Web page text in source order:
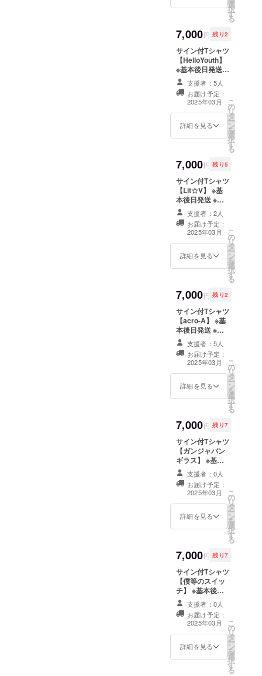
52 55 58 肩幅
46 50 54 袖丈
20 22 24 脇仕様
丸胴仕様
選
択
す
る
7,000円 残り2
サイン付Tシャツ
【HelloYouth】
※基本後日発送 ※
サイズM、L、
XLのみ ※宛名・
コメントの指定
はできません ※
各アーティスト
限定数 サイズ M
52 55 58 肩幅
46 50 54 袖丈
20 22 24 脇仕様
丸胴仕様
支援者：5人
お届け予定：
2025年03月
詳細を見る
こ
の
リ
タ
ー
ン
を
選
択
す
る
7,000円 残り5
サイン付Tシャツ
【Lit︎︎☆V】 ※基
本後日発送 ※サ
イズM、L、XL
のみ ※宛名・コ
メントの指定は
できません ※各
アーティスト限
定数 サイズ M L
XL サイズNo. 03
55 58 肩幅 46
50 54 袖丈 20
22 24 脇仕様 丸
胴仕様
支援者：2人
お届け予定：
2025年03月
詳細を見る
こ
の
リ
タ
ー
ン
を
選
択
す
る
7,000円 残り2
サイン付Tシャツ
【acro-A】 ※基
本後日発送 ※サ
イズM、L、XL
のみ ※宛名・コ
メントの指定は
できません ※各
アーティスト限
定数 サイズ M L
XL サイズNo. 03
55 58 肩幅 46
50 54 袖丈 20
22 24 脇仕様 丸
胴仕様
支援者：5人
お届け予定：
2025年03月
詳細を見る
こ
の
リ
タ
ー
ン
を
選
択
す
る
7,000円 残り7
サイン付Tシャツ
【ガンジャバン
ギラス】 ※基本
後日発送 ※サイ
ズM、L、XLの
み ※宛名・コメ
ントの指定はで
きません ※各
アーティスト限
XL サイズNo. 03
73 77 身幅 52
55 58 肩幅 46
50 54 袖丈 20
22 24 脇仕様 丸
胴仕様
支援者：0人
お届け予定：
2025年03月
詳細を見る
こ
の
リ
タ
ー
ン
を
選
択
す
る
7,000円 残り7
サイン付Tシャツ
【僕等のスイッ
チ】 ※基本後日
発送 ※サイズ
M、L、XLのみ ※
宛名・コメント
の指定はできま
せん ※各アー
ティスト限定数
サイズNo. 03 04
支援者：0人
お届け予定：
2025年03月
詳細を見る
こ
の
リ
タ
ー
ン
を
選
択
す
る